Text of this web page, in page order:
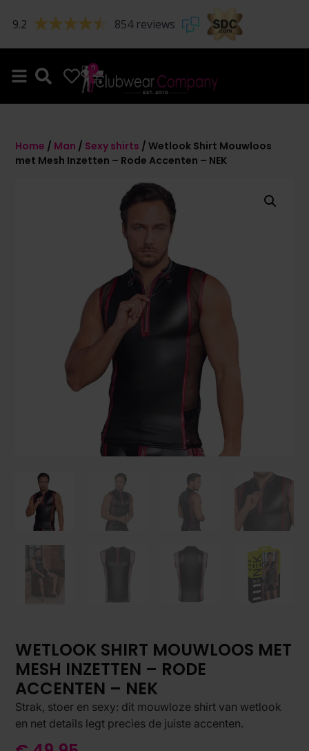
9.2 854 reviews
0 0
Home / Man / Sexy shirts / Wetlook Shirt Mouwloos
met Mesh Inzetten – Rode Accenten – NEK
WETLOOK SHIRT MOUWLOOS MET
MESH INZETTEN – RODE
ACCENTEN – NEK
Strak, stoer en sexy: dit mouwloze shirt van wetlook
en net details legt precies de juiste accenten.